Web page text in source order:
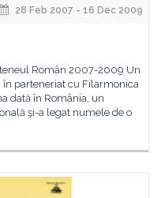
28 Feb 2007 - 16 Dec 2009
Român 2007-2009 Un
parteneriat cu Filarmonica
dată în România, un
şi-a legat numele de o